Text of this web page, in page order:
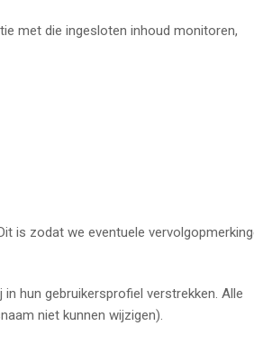
met die ingesloten inhoud monitoren,
is zodat we eventuele
hun gebruikersprofiel verstrekken. Alle
niet kunnen wijzigen).